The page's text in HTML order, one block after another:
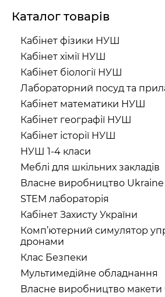
Каталог товарів
Кабінет фізики НУШ
Кабінет хімії НУШ
Кабінет біології НУШ
Лабораторний посуд та
Кабінет математики НУШ
Кабінет географії НУШ
Кабінет історії НУШ
НУШ 1-4 класи
Меблі для шкільних закладів
Власне виробництво
STEM лабораторія
Кабінет Захисту України
Комп’ютерний симулятор
дронами
Клас Безпеки
Мультимедійне обладнання
Власне виробництво макети